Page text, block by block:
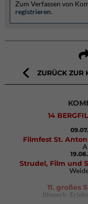
Zum Verfassen von
registrieren.
ZURÜCK ZUR
14
Filmfest St.
Strudel, Film und
11. großes
Ithwerk-